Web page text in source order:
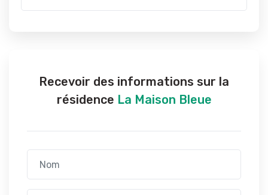
Recevoir des informations sur la
résidence La Maison Bleue